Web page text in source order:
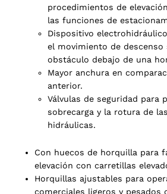
2 products
procedimientos de
las funciones de
Dispositivo
el movimiento de descenso
obstáculo debajo de una
Mayor anchura en
anterior.
Válvulas de seguridad para
sobrecarga y la rotura de
hidráulicas.
Con huecos de horquilla para
elevación con carretillas
Horquillas ajustables para
comerciales ligeros y pesados